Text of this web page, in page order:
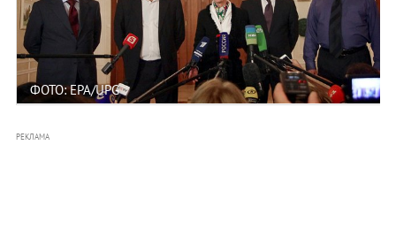
ФОТО: EPA/UPG
РЕКЛАМА